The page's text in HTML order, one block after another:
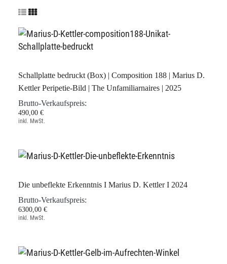
Schallplatte bedruckt (Box) | Composition 188 | Marius D.
Kettler Peripetie-Bild | The Unfamiliarnaires | 2025
Brutto-Verkaufspreis:
490,00 €
inkl. MwSt.
Die unbeflekte Erkenntnis I Marius D. Kettler I 2024
Brutto-Verkaufspreis:
6300,00 €
inkl. MwSt.